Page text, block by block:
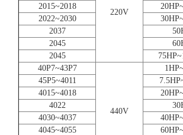
220V
2015~2018
2022~2030
2037
2045
2045
40P7~43P7
440V
45P5~4011
4015~4018
4022
4030~4037
4045~4055